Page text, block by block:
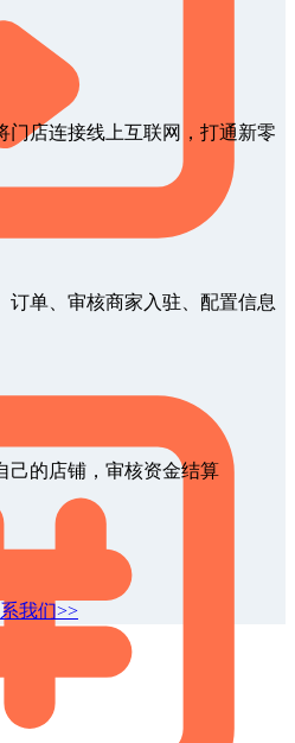
门店连接线上互联网，打通新零
订单、审核商家入驻、配置信息
己的店铺，审核资金结算
我们>>